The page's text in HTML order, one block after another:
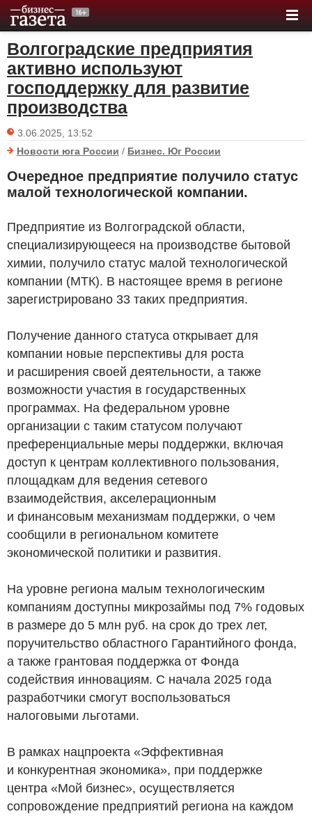
Волгоградские предприятия
активно используют
господдержку для развитие
производства
3.06.2025, 13:52
Новости юга России / Бизнес. Юг России
Очередное предприятие получило статус
малой технологической компании.
Предприятие из Волгоградской области,
специализирующееся на производстве бытовой
химии, получило статус малой технологической
компании (МТК). В настоящее время в регионе
зарегистрировано 33 таких предприятия.
Получение данного статуса открывает для
компании новые перспективы для роста
и расширения своей деятельности, а также
возможности участия в государственных
программах. На федеральном уровне
организации с таким статусом получают
преференциальные меры поддержки, включая
доступ к центрам коллективного пользования,
площадкам для ведения сетевого
взаимодействия, акселерационным
и финансовым механизмам поддержки, о чем
сообщили в региональном комитете
экономической политики и развития.
На уровне региона малым технологическим
компаниям доступны микрозаймы под 7% годовых
в размере до 5 млн руб. на срок до трех лет,
поручительство областного Гарантийного фонда,
а также грантовая поддержка от Фонда
содействия инновациям. С начала 2025 года
разработчики смогут воспользоваться
налоговыми льготами.
В рамках нацпроекта «Эффективная
и конкурентная экономика», при поддержке
центра «Мой бизнес», осуществляется
сопровождение предприятий региона на каждом